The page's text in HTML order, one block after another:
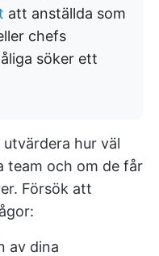
att anställda som
chefs
söker ett
hur väl
team och om de får
Försök att
av dina